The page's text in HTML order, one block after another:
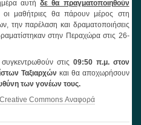
αυτήδε θα πραγματοποιηθούν
οι μαθήτριες θα πάρουν μέρος στη
την παρέλαση και δραματοποιήσεις
στην Περαχώρα στις 26-
στις 09:50 π.μ. στον
Ταξιαρχών και θα αποχωρήσουν
των γονέων τους.
Creative Commons Αναφορά